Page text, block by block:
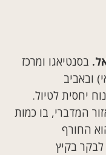
בסנטיאגו ומרכז
ובאביב
יחסית לטיול.
המדברי, בו כמות
החורף
בקיץ